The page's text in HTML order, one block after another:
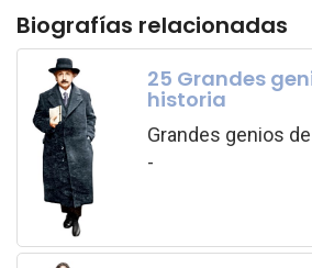
Biografías relacionadas
25 Grandes
historia
Grandes genios
-